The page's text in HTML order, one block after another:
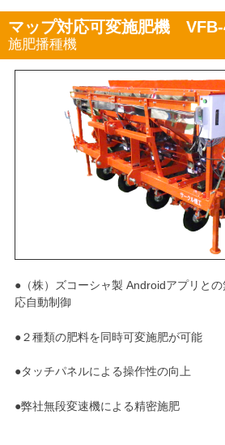
マップ対応可変施肥機
施肥播種機
●（株）ズコーシャ製 Androidアプリと
応自動制御
●２種類の肥料を同時可変施肥が可能
●タッチパネルによる操作性の向上
●弊社無段変速機による精密施肥